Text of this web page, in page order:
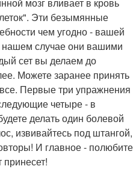
Эти безымянные
чем угодно - вашей
случае они вашими
сет вы делаем до
Можете заранее принять
Первые три упражнения
четыре - в
делать один болевой
извивайтесь под штангой,
И главное - полюбите